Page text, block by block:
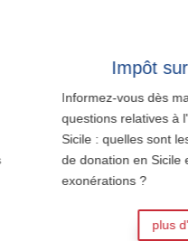
Impôt
Informez-vous dès
questions relatives à
Sicile : quelles sont
de donation en Sicile
exonérations ?
plus